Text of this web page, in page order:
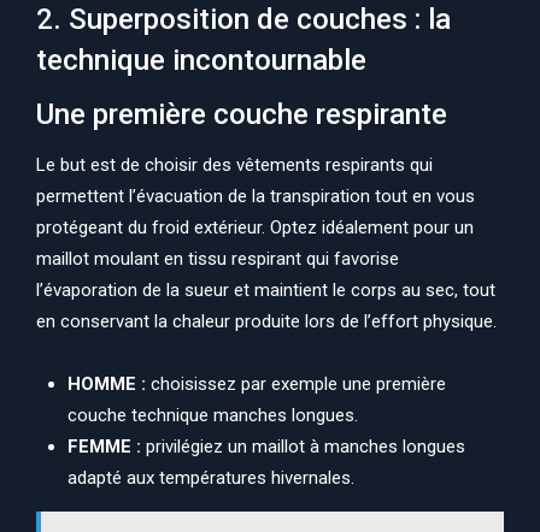
2. Superposition de couches : la
technique incontournable
Une première couche respirante
Le but est de choisir des vêtements respirants qui
permettent l’évacuation de la transpiration tout en vous
protégeant du froid extérieur. Optez idéalement pour un
maillot moulant en tissu respirant qui favorise
l’évaporation de la sueur et maintient le corps au sec, tout
en conservant la chaleur produite lors de l’effort physique.
HOMME : choisissez par exemple une première
couche technique manches longues.
FEMME : privilégiez un maillot à manches longues
adapté aux températures hivernales.